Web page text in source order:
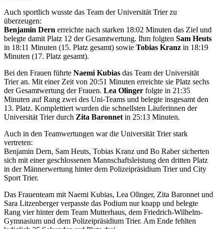
Auch sportlich wusste das Team der Universität Trier zu
überzeugen:
Benjamin Dern erreichte nach starken 18:02 Minuten das Ziel und
belegte damit Platz 12 der Gesamtwertung. Ihm folgten Sam Heuts
in 18:11 Minuten (15. Platz gesamt) sowie Tobias Kranz in 18:19
Minuten (17. Platz gesamt).
Bei den Frauen führte Naemi Kubias das Team der Universität
Trier an. Mit einer Zeit von 20:51 Minuten erreichte sie Platz sechs
der Gesamtwertung der Frauen. Lea Olinger folgte in 21:35
Minuten auf Rang zwei des Uni-Teams und belegte insgesamt den
13. Platz. Komplettiert wurden die schnellsten Läuferinnen der
Universität Trier durch Zita Baronnet in 25:13 Minuten.
Auch in den Teamwertungen war die Universität Trier stark
vertreten:
Benjamin Dern, Sam Heuts, Tobias Kranz und Bo Raber sicherten
sich mit einer geschlossenen Mannschaftsleistung den dritten Platz
in der Männerwertung hinter dem Polizeipräsidium Trier und City
Sport Trier.
Das Frauenteam mit Naemi Kubias, Lea Olinger, Zita Baronnet und
Sara Litzenberger verpasste das Podium nur knapp und belegte
Rang vier hinter dem Team Mutterhaus, dem Friedrich-Wilhelm-
Gymnasium und dem Polizeipräsidium Trier. Am Ende fehlten